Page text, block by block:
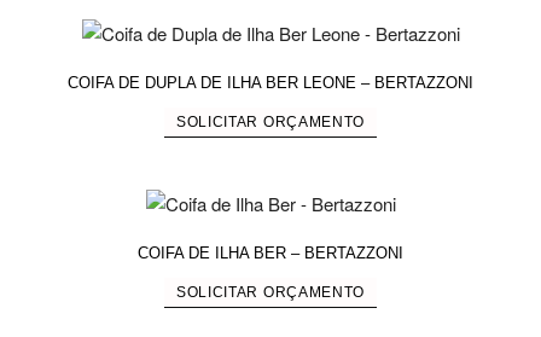
COIFA DE DUPLA DE ILHA BER LEONE – BERTAZZONI
SOLICITAR ORÇAMENTO
COIFA DE ILHA BER – BERTAZZONI
SOLICITAR ORÇAMENTO